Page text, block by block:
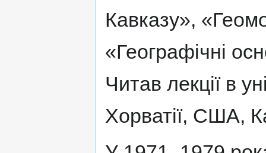
Кавказу»,
«Географічні
Читав лекції в
Хорватії, США,